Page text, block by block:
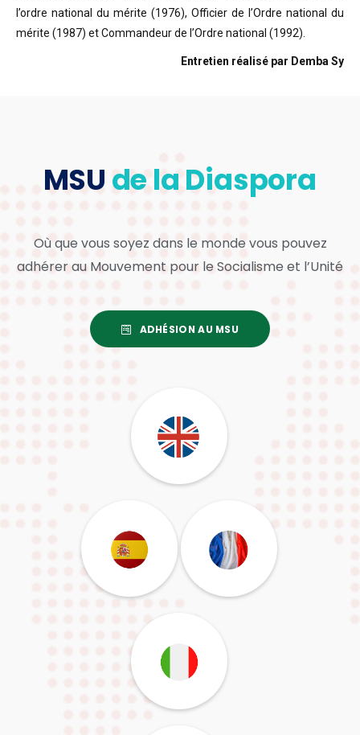
l’ordre national du mérite (1976), Officier de l’Ordre national du
mérite (1987) et Commandeur de l’Ordre national (1992).
Entretien réalisé par Demba Sy
MSU de la Diaspora
Où que vous soyez dans le monde vous pouvez
adhérer au Mouvement pour le Socialisme et l’Unité
ADHÉSION AU MSU